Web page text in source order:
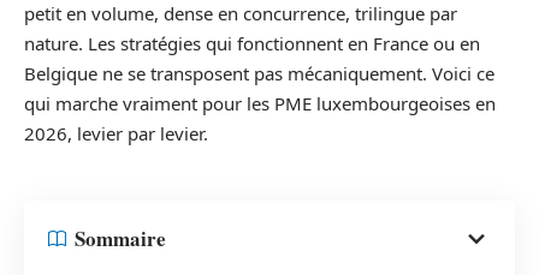
petit en volume, dense en concurrence, trilingue par
nature. Les stratégies qui fonctionnent en France ou en
Belgique ne se transposent pas mécaniquement. Voici ce
qui marche vraiment pour les PME luxembourgeoises en
2026, levier par levier.
Sommaire